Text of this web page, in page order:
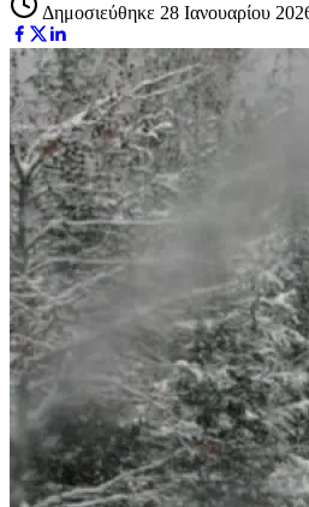
Δημοσιεύθηκε 28 Ιανουαρίου